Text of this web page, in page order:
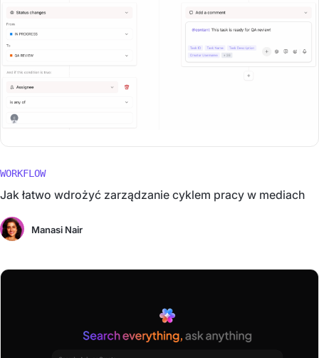
WORKFLOW
Jak łatwo wdrożyć zarządzanie cyklem pracy w mediach
Manasi Nair